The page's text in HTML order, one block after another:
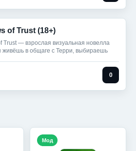
of Trust (18+)
Trust — взрослая визуальная новелла
живёшь в общаге с Терри, выбираешь
0
Мод